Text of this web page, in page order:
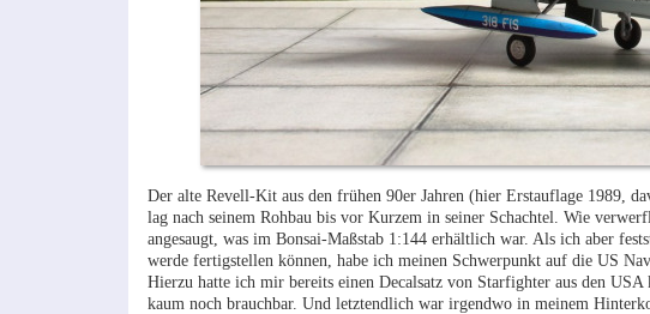
Der alte Revell-Kit aus den frühen 90er Jahren (hier Erstauflage 1989,
lag nach seinem Rohbau bis vor Kurzem in seiner Schachtel. Wie
angesaugt, was im Bonsai-Maßstab 1:144 erhältlich war. Als ich aber
werde fertigstellen können, habe ich meinen Schwerpunkt auf die US
Hierzu hatte ich mir bereits einen Decalsatz von Starfighter aus den
kaum noch brauchbar. Und letztendlich war irgendwo in meinem